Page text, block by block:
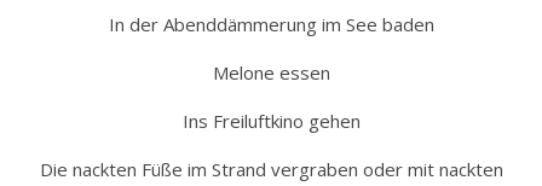
In der Abenddämmerung im See baden
Melone essen
Ins Freiluftkino gehen
Die nackten Füße im Strand vergraben oder mit nackten